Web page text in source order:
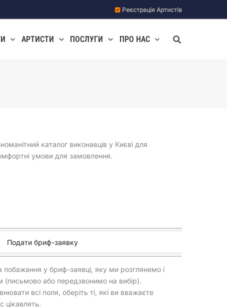
Реєстрація Артистів
АРТИСТИ ПОСЛУГИ ПРО НАС Пошук
каталог виконавців у Києві для
умови для замовлення.
Подати бриф-заявку
побажання у бриф-заявці, яку ми розглянемо і
(письмово або передзвонимо на вибір).
всі поля, оберіть ті, які ви вважаєте
цікавлять.